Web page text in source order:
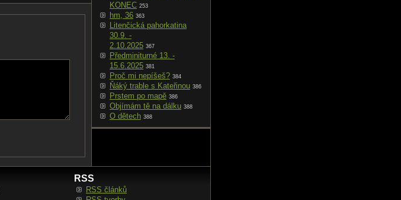
KONEC 253
hm, 36 363
Litenčická pahorkatina
30.9. -
2.10.2025 367
Předminiturné 13. -
15.6.2025 381
Proč mi nepíšeš? 384
Ňáký trable s Kateřinou 386
Prstem po mapě 386
Objímám tě na dálku 388
O dětech 388
RSS
RSS článků